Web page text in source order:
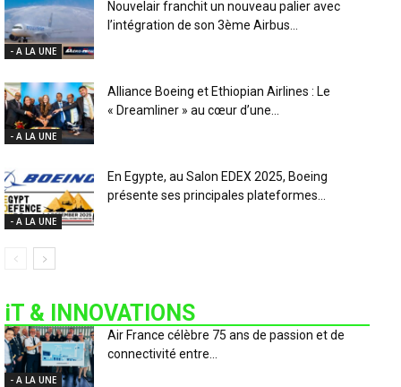
- A LA UNE
Nouvelair franchit un nouveau palier avec
l’intégration de son 3ème Airbus...
- A LA UNE
Alliance Boeing et Ethiopian Airlines : Le
« Dreamliner » au cœur d’une...
- A LA UNE
En Egypte, au Salon EDEX 2025, Boeing
présente ses principales plateformes...
iT & INNOVATIONS
- A LA UNE
Air France célèbre 75 ans de passion et de
connectivité entre...